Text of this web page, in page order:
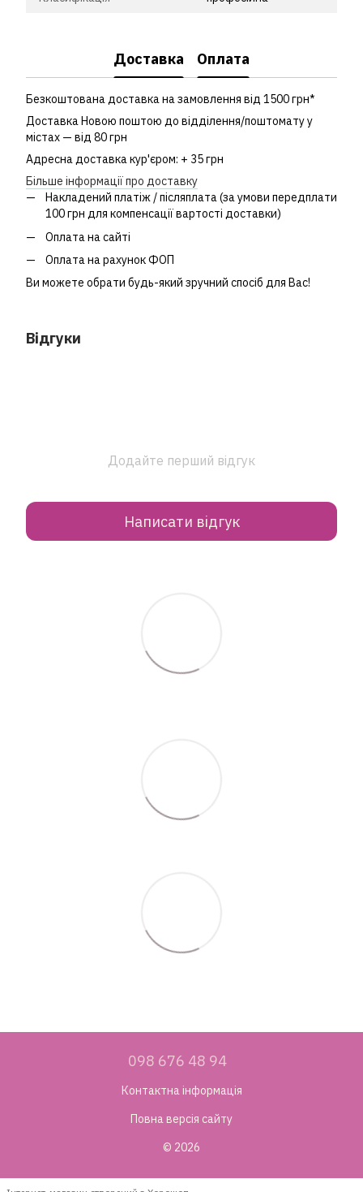
Доставка Оплата
Безкоштована доставка на замовлення від 1500 грн*
Доставка Новою поштою до відділення/поштомату у
містах — від 80 грн
Адресна доставка кур'єром: + 35 грн
Більше інформації про доставку
Накладений платіж / післяплата (за умови передплати
100 грн для компенсації вартості доставки)
Оплата на сайті
Оплата на рахунок ФОП
Ви можете обрати будь-який зручний спосіб для Вас!
Відгуки
Додайте перший відгук
Написати відгук
098 676 48 94
Контактна інформація
Повна версія сайту
© 2026